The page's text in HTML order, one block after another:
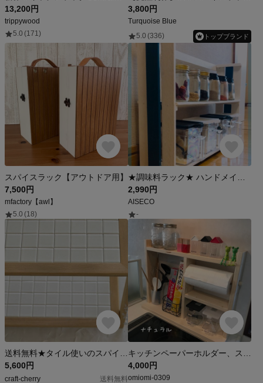
13,200円
trippywood
5.0 (171)
3,800円
Turquoise Blue
5.0 (336) トップブランド
スパイスラック【アウトドア用】
7,500円
mfactory【awl】
5.0 (18)
2,990円
AISECO
-
5,600円
craft-cherry
送料無料
4,000円
omiomi-0309